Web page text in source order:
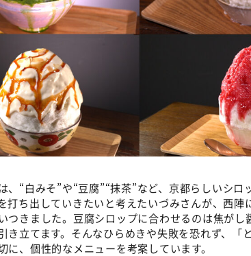
、“白みそ”や“豆腐”“抹茶”など、京都らしいシ
打ち出していきたいと考えたいづみさんが、西陣
つきました。豆腐シロップに合わせるのは焦がし
き立てます。そんなひらめきや失敗を恐れず、「
に、個性的なメニューを考案しています。